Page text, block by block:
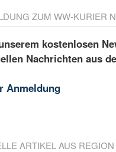
ZUM WW-KURIER
kostenlosen
Nachrichten aus
Anmeldung
ARTIKEL AUS REGION